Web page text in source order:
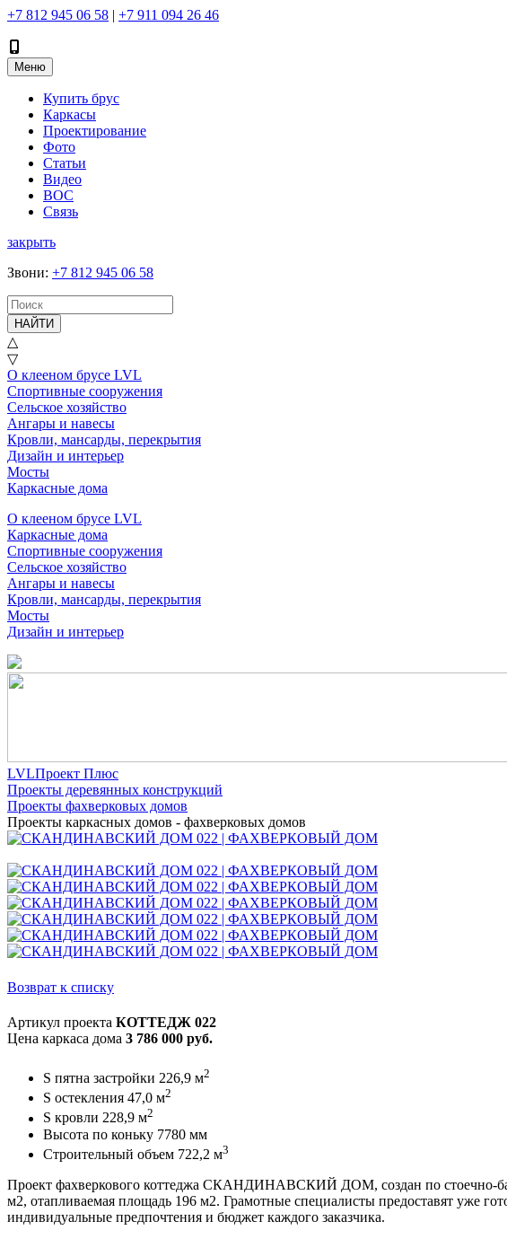
+7 812 945 06 58 | +7 911 094 26 46
Меню
Купить брус
Каркасы
Проектирование
Фото
Статьи
Видео
ВОС
Связь
закрыть
Звони: +7 812 945 06 58
НАЙТИ
△
▽
О клееном брусе LVL
Спортивные сооружения
Сельское хозяйство
Ангары и навесы
Кровли, мансарды, перекрытия
Дизайн и интерьер
Мосты
Каркасные дома
О клееном брусе LVL
Каркасные дома
Спортивные сооружения
Сельское хозяйство
Ангары и навесы
Кровли, мансарды, перекрытия
Мосты
Дизайн и интерьер
LVLПроект Плюс
Проекты деревянных конструкций
Проекты фахверковых домов
Проекты каркасных домов - фахверковых домов
Возврат к списку
Артикул проекта КОТТЕДЖ 022
Цена каркаса дома 3 786 000 руб.
S пятна застройки 226,9 м2
S остекления 47,0 м2
S кровли 228,9 м2
Высота по коньку 7780 мм
Строительный объем 722,2 м3
Проект фахверкового коттеджа СКАНДИНАВСКИЙ ДОМ, создан по стоечно-
м2, отапливаемая площадь 196 м2. Грамотные специалисты предоставят уже
индивидуальные предпочтения и бюджет каждого заказчика.